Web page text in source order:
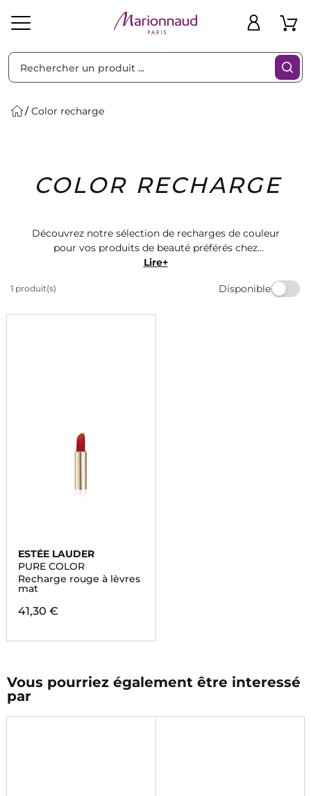
Solaire Homme Marques Idées
Cadeaux
Bons
Plans
Color recharge
COLOR RECHARGE
Découvrez notre sélection de recharges de couleur
pour vos produits de beauté préférés chez
Marionnaud. Des teintes vibrantes et durables pour
parfaite pour vos rouges à lèvres, fards à paupières et
Lire+
1 produit(s) Disponible
Filtres
ESTÉE LAUDER
PURE COLOR
Recharge rouge à lèvres
mat
41,30 €
Vous pourriez également être interessé
par